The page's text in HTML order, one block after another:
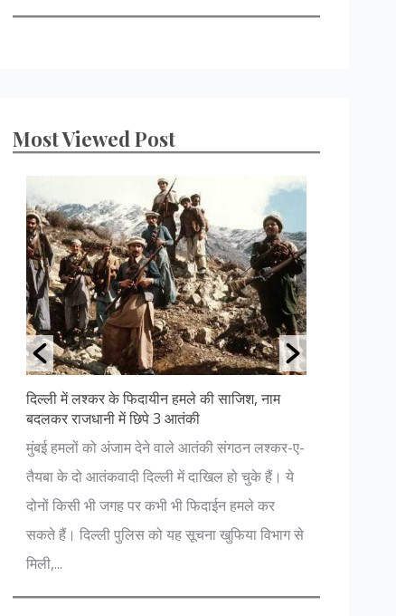
Most Viewed Post
की साजिश, नाम
संगठन लश्कर-ए-
दाखिल हो चुके हैं। ये
हमले कर
खुफिया विभाग से
उत्तराखंड की ११ सबसे खूबसूरत जगहें- पढ़ें
अगर आप प्रकृति प्रेमी हैं और धार्मिक आस्था भी
हैं, तो आपको भी एक बार उत्तराखंड की यात्रा
चाहिए। यहाँ आपको प्रकृति की अनंत सुंदरता में
नजर आएगा। जहां कहीं भी आपका विश्वास हो ,
भगवान में हो...